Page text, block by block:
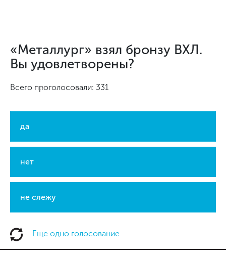
«Металлург» взял бронзу ВХЛ.
Вы удовлетворены?
Всего проголосовали: 331
да
нет
не слежу
Еще одно голосование